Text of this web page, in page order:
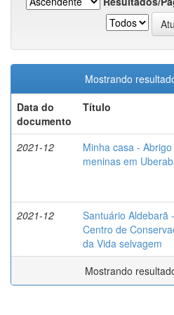
Mostrando
Data do
documento
Título
2021-12
Minha casa -
meninas em
2021-12
Santuário Aldebarã -
Centro de
da Vida selvagem
Mostrando